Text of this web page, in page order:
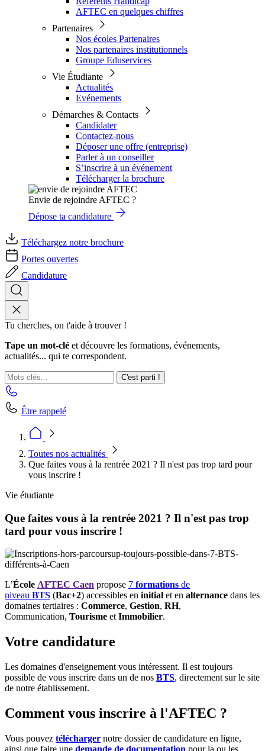
AFTEC en quelques chiffres
Partenaires
Nos écoles Partenaires
Nos partenaires institutionnels
Groupe Eduservices
Vie Étudiante
Actualités
Evénements
Démarches & Contacts
Candidater
Contactez-nous
Déposer une offre (entreprise)
Parler à un conseiller
S’inscrire à un événement
Télécharger la brochure
Envie de rejoindre AFTEC ?
Dépose ta candidature
Téléchargez notre brochure
Portes ouvertes
Candidature
Tu cherches, on t'aide à trouver !
Tape un mot-clé et découvre les formations, événements,
actualités... qui te correspondent.
C'est parti !
Être rappelé
Toutes nos actualités
Que faites vous à la rentrée 2021 ? Il n'est pas trop tard pour
vous inscrire !
Vie étudiante
Que faites vous à la rentrée 2021 ? Il n'est pas trop
tard pour vous inscrire !
L’École AFTEC Caen propose 7 formations de
niveau BTS (Bac+2) accessibles en initial et en alternance dans les
domaines tertiaires : Commerce, Gestion, RH,
Communication, Tourisme etImmobilier.
Votre candidature
Les domaines d'enseignement vous intéressent. Il est toujours
possible de vous inscrire dans un de nos BTS, directement sur le site
de notre établissement.
Comment vous inscrire à l'AFTEC ?
Vous pouvez télécharger notre dossier de candidature en ligne,
ainsi que faire une demande de documentation pour la ou les